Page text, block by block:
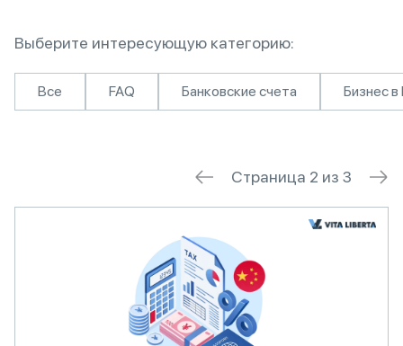
Выберите интересующую категорию:
Все FAQ Банковские счета Бизнес в
Страница 2 из 3